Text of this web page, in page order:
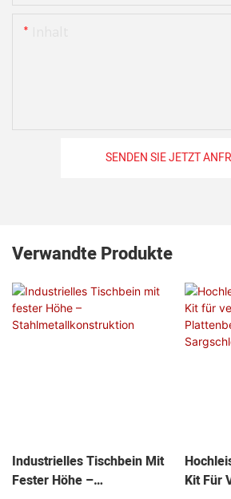
SENDEN SIE JETZT
Verwandte Produkte
Industrielles Tischbein Mit
Fester Höhe –
Kit Für